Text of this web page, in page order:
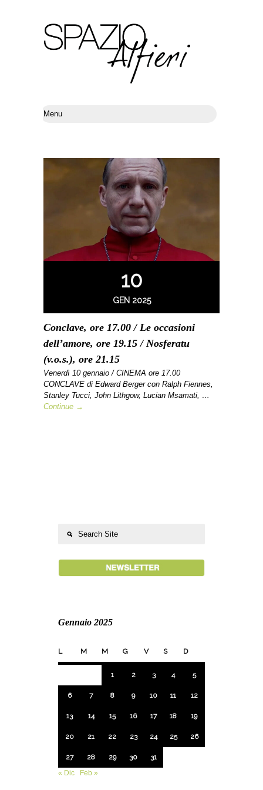
10
GEN 2025
Conclave, ore 17.00 / Le occasioni
dell’amore, ore 19.15 / Nosferatu
(v.o.s.), ore 21.15
Venerdì 10 gennaio / CINEMA ore 17.00
CONCLAVE di Edward Berger con Ralph Fiennes,
Stanley Tucci, John Lithgow, Lucian Msamati, …
Continue →
Gennaio 2025
L M M G V S D
1 2 3 4 5
6 7 8 9 10 11 12
13 14 15 16 17 18 19
20 21 22 23 24 25 26
27 28 29 30
31
« Dic
Feb »